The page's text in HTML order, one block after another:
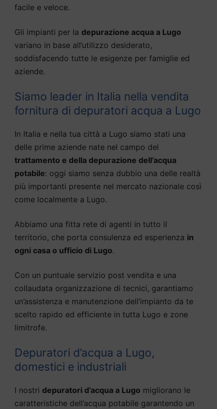
facile e veloce.
Gli impianti per la depurazione acqua a Lugo
variano in base all’utilizzo desiderato,
soddisfacendo tutte le esigenze per famiglie ed
aziende.
Siamo leader in Italia nella vendita
fornitura di depuratori acqua a Lugo
In Italia e nella tua città a Lugo siamo stati una
delle prime aziende nate nel campo del
trattamento e della depurazione dell’acqua
potabile: oggi siamo senza dubbio una delle realtà
più importanti presente nel mercato nazionale così
come localmente a Lugo.
Abbiamo una fitta rete di agenti in tutto il
territorio, che porta consulenza ed esperienza in
ogni casa o ufficio di Lugo.
Con un puntuale servizio post vendita e una
collaudata organizzazione di tecnici, garantiamo
un’assistenza e manutenzione dell’impianto da te
scelto rapido ed efficiente in tutta Lugo e zone
limitrofe.
Depuratori d’acqua a Lugo,
domestici e industriali
I nostri depuratori d’acqua a Lugo migliorano le
caratteristiche dell’acqua potabile garantendo un